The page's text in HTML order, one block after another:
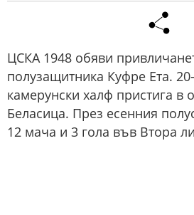
ЦСКА 1948 обяви
полузащитника Куфре Ета.
камерунски халф пристига в
Беласица. През есенния
12 мача и 3 гола във Втора